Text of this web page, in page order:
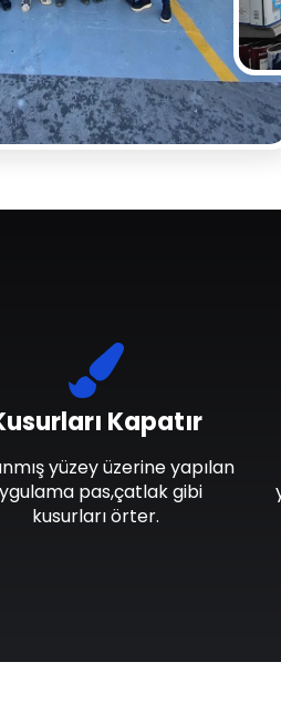
Kapatır
yüzey üzerine yapılan
pas,çatlak gibi
kusurları örter.